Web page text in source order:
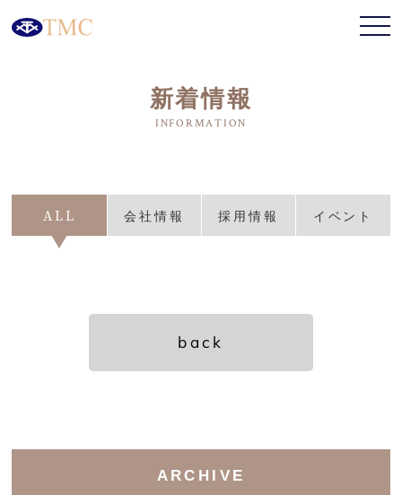
新着情報
ALL 会社情報 採用情報 イベント
back
ARCHIVE